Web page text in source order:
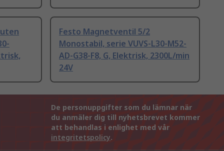
Festo Magnetventil 5/2
Monostabil, serie VUVS-L30-M52-
AD-G38-F8, G, Elektrisk, 2300L/min
24V
De personuppgifter som du lämnar när
du anmäler dig till nyhetsbrevet kommer
att behandlas i enlighet med vår
integritetspolicy.